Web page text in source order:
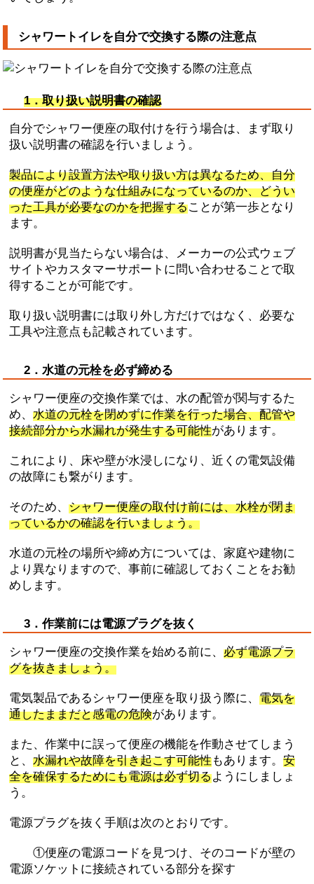
シャワートイレを自分で交換する際の注意点
1．取り扱い説明書の確認
自分でシャワー便座の取付けを行う場合は、まず取り
扱い説明書の確認を行いましょう。
製品により設置方法や取り扱い方は異なるため、自分
の便座がどのような仕組みになっているのか、どうい
った工具が必要なのかを把握することが第一歩となり
ます。
説明書が見当たらない場合は、メーカーの公式ウェブ
サイトやカスタマーサポートに問い合わせることで取
得することが可能です。
取り扱い説明書には取り外し方だけではなく、必要な
工具や注意点も記載されています。
2．水道の元栓を必ず締める
シャワー便座の交換作業では、水の配管が関与するた
め、水道の元栓を閉めずに作業を行った場合、配管や
接続部分から水漏れが発生する可能性があります。
これにより、床や壁が水浸しになり、近くの電気設備
の故障にも繋がります。
そのため、シャワー便座の取付け前には、水栓が閉ま
っているかの確認を行いましょう。
水道の元栓の場所や締め方については、家庭や建物に
より異なりますので、事前に確認しておくことをお勧
めします。
3．作業前には電源プラグを抜く
シャワー便座の交換作業を始める前に、必ず電源プラ
グを抜きましょう。
電気製品であるシャワー便座を取り扱う際に、電気を
通したままだと感電の危険があります。
また、作業中に誤って便座の機能を作動させてしまう
と、水漏れや故障を引き起こす可能性もあります。安
全を確保するためにも電源は必ず切るようにしましょ
う。
電源プラグを抜く手順は次のとおりです。
①便座の電源コードを見つけ、そのコードが壁の
電源ソケットに接続されている部分を探す